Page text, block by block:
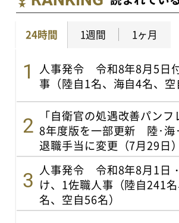
24時間 1週間 1ヶ月
人事発令 令和8年8月5日
事（陸自1名、海自4名、空
「自衛官の処遇改善パン
8年度版を一部更新 陸･海
退職手当に変更（7月29日）
人事発令 令和8年8月1日
け、1佐職人事（陸自241
名、空自56名）